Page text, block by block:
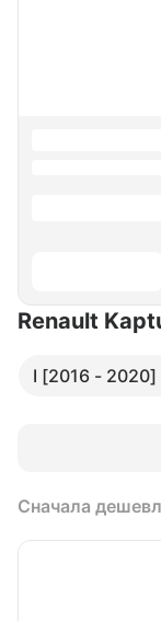
Renault
I [2016 - 2020]
Сначала